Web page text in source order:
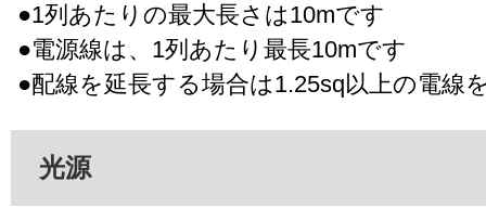
●1列あたりの最大長さは10mです
●電源線は、1列あたり最長10mです
●配線を延長する場合は1.25sq以上の電線
光源